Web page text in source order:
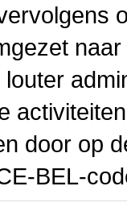
door op
BEL-